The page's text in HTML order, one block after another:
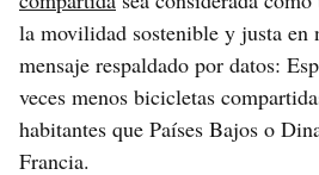
la movilidad sostenible y justa en
mensaje respaldado por datos:
veces menos bicicletas
habitantes que Países Bajos o
Francia.